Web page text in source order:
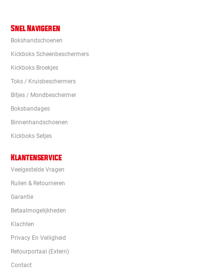
Snel Navigeren
Bokshandschoenen
Kickboks Scheenbeschermers
Kickboks Broekjes
Toks / Kruisbeschermers
Bitjes / Mondbeschermer
Boksbandages
Binnenhandschoenen
Kickboks Setjes
Klantenservice
Veelgestelde Vragen
Ruilen & Retourneren
Garantie
Betaalmogelijkheden
Klachten
Privacy En Veiligheid
Retourportaal (extern)
Contact